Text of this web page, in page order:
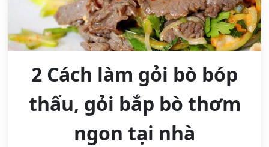
2 Cách làm gỏi bò bóp
thấu, gỏi bắp bò thơm
ngon tại nhà